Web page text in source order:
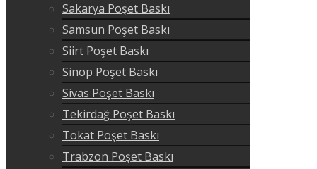
Sakarya Poşet Baskı
Samsun Poşet Baskı
Siirt Poşet Baskı
Sinop Poşet Baskı
Sivas Poşet Baskı
Tekirdağ Poşet Baskı
Tokat Poşet Baskı
Trabzon Poşet Baskı